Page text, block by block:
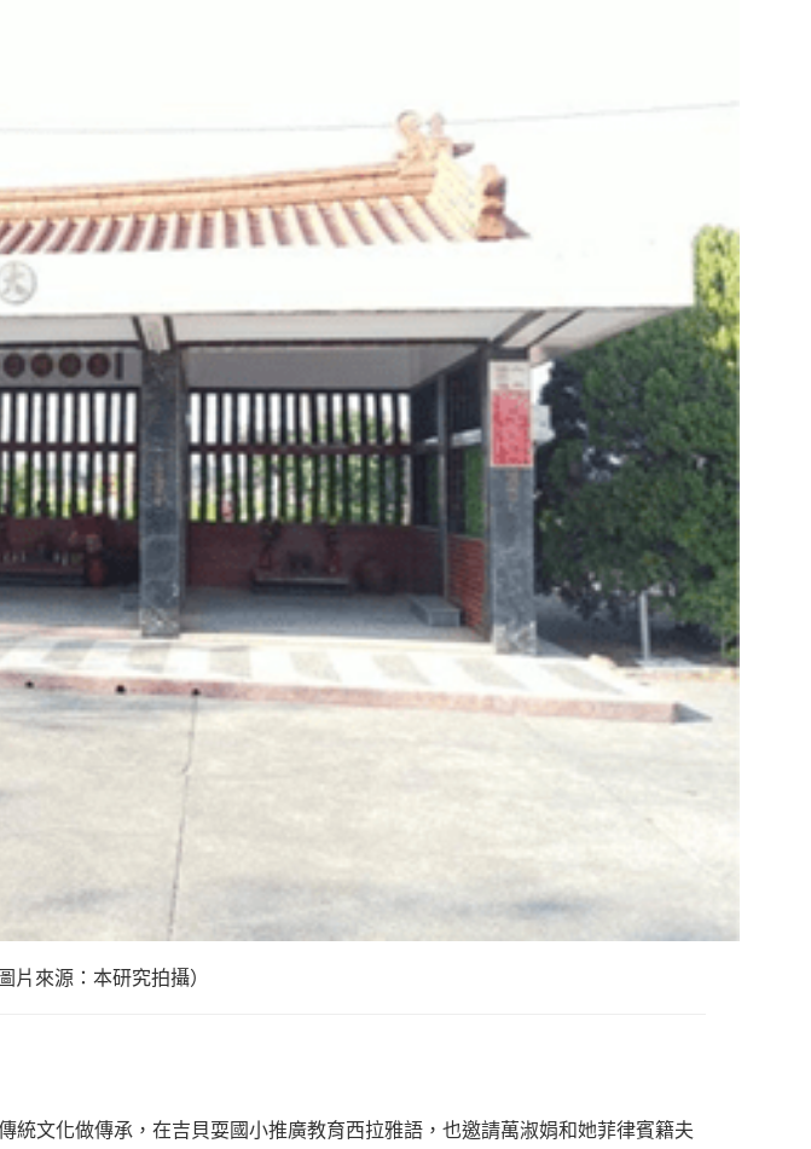
片來源：本研究拍攝）
文化做傳承，在吉貝耍國小推廣教育西拉雅語，也邀請萬淑娟和她菲律賓籍夫